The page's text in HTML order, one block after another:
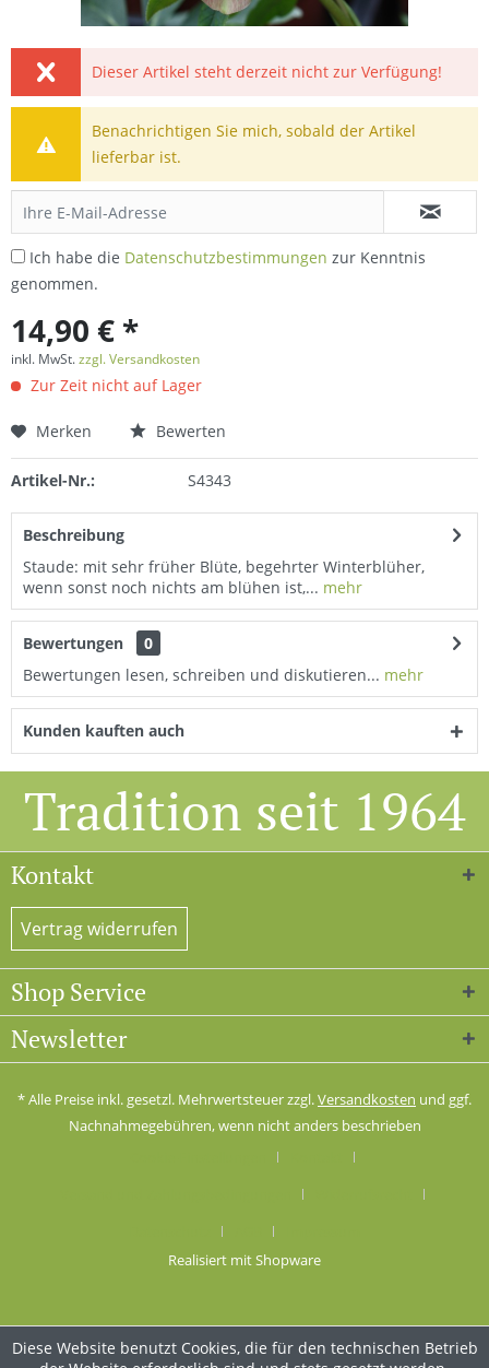
Dieser Artikel steht derzeit nicht zur Verfügung!
Benachrichtigen Sie mich, sobald der Artikel
lieferbar ist.
Ich habe die Datenschutzbestimmungen zur Kenntnis
genommen.
14,90 € *
inkl. MwSt.zzgl. Versandkosten
Zur Zeit nicht auf Lager
Merken Bewerten
Artikel-Nr.: S4343
Beschreibung
Staude: mit sehr früher Blüte, begehrter Winterblüher,
wenn sonst noch nichts am blühen ist,... mehr
Bewertungen
0
Bewertungen lesen, schreiben und diskutieren... mehr
Kunden kauften auch
Tradition seit 1964
Kontakt
Vertrag widerrufen
Shop Service
Newsletter
* Alle Preise inkl. gesetzl. Mehrwertsteuer zzgl.Versandkosten und ggf.
Nachnahmegebühren, wenn nicht anders beschrieben
Realisiert mit Shopware
Diese Website benutzt Cookies, die für den technischen Betrieb